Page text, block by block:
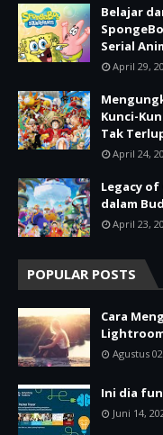
Belajar
Serial
April 29,
Kunci-
Tak
April 24,
Legacy of
dalam
April 23,
POPULAR POSTS
Cara
Agustus
Ini dia
Juni 14,